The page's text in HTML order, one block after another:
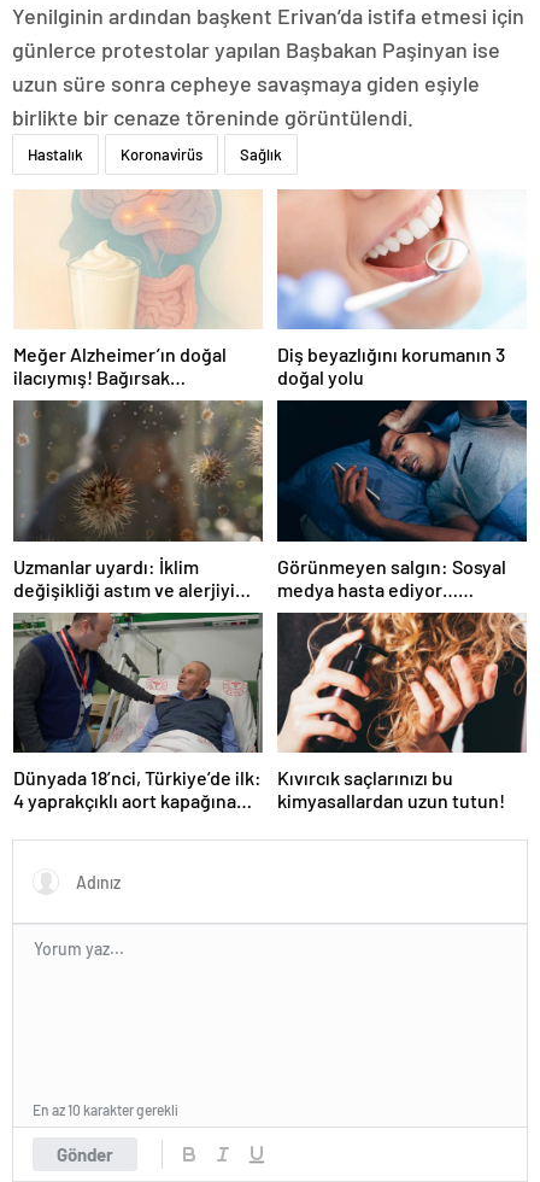
Yenilginin ardından başkent Erivan’da istifa etmesi için
günlerce protestolar yapılan Başbakan Paşinyan ise
uzun süre sonra cepheye savaşmaya giden eşiyle
birlikte bir cenaze töreninde görüntülendi.
Hastalık Koronavirüs Sağlık
Meğer Alzheimer’ın doğal
ilacıymış! Bağırsak
iltihaplanmasını önlüyor…
Diş beyazlığını korumanın 3
doğal yolu
Uzmanlar uyardı: İklim
değişikliği astım ve alerjiyi
tetikliyor
Görünmeyen salgın: Sosyal
medya hasta ediyor…
Fiziksel, duygusal, zihinsel
etkilerine inanamayacaksınız
Dünyada 18’nci, Türkiye’de ilk:
4 yaprakçıklı aort kapağına
Kıvırcık saçlarınızı bu
kimyasallardan uzun tutun!
Gönder
En az 10 karakter gerekli